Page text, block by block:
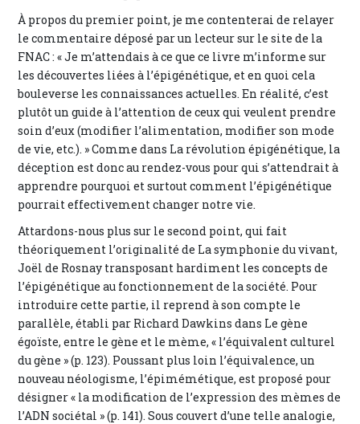
À propos du premier point, je me contenterai de relayer
le commentaire déposé par un lecteur sur le site de la
FNAC : « Je m’attendais à ce que ce livre m’informe sur
les découvertes liées à l’épigénétique, et en quoi cela
bouleverse les connaissances actuelles. En réalité, c’est
plutôt un guide à l’attention de ceux qui veulent prendre
soin d’eux (modifier l’alimentation, modifier son mode
de vie, etc.). » Comme dans La révolution épigénétique, la
déception est donc au rendez-vous pour qui s’attendrait à
apprendre pourquoi et surtout comment l’épigénétique
pourrait effectivement changer notre vie.
Attardons-nous plus sur le second point, qui fait
théoriquement l’originalité de La symphonie du vivant,
Joël de Rosnay transposant hardiment les concepts de
l’épigénétique au fonctionnement de la société. Pour
introduire cette partie, il reprend à son compte le
parallèle, établi par Richard Dawkins dans Le gène
égoïste, entre le gène et le mème, « l’équivalent culturel
du gène » (p. 123). Poussant plus loin l’équivalence, un
nouveau néologisme, l’épimémétique, est proposé pour
désigner « la modification de l’expression des mèmes de
l’ADN sociétal » (p. 141). Sous couvert d’une telle analogie,